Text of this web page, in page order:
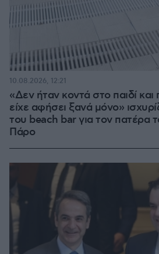
«Δεν ήταν κοντά στο παιδί και
είχε αφήσει ξανά μόνο»
του beach bar για τον πατέρα
Πάρο
10.08.2026, 12:21